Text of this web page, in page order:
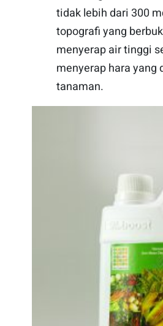
tidak lebih dari 300
topografi yang
menyerap air tinggi
menyerap hara yang
tanaman.